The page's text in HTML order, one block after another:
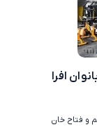
افرا
و فتاح خان